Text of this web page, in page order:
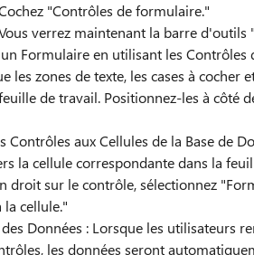
"Contrôles de formulaire."
verrez maintenant la barre d'outils
Formulaire en utilisant les
les zones de texte, les cases à
de travail. Positionnez-les à côté
Contrôles aux Cellules de la Base de
la cellule correspondante dans la
droit sur le contrôle, sélectionnez
la cellule."
des Données : Lorsque les utilisateurs
les données seront